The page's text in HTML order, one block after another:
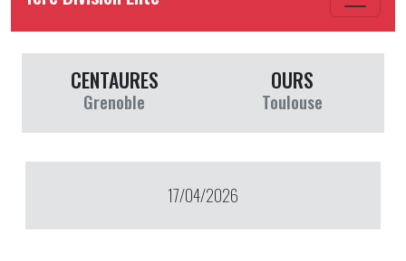
CENTAURES
Grenoble
OURS
Toulouse
17/04/2026